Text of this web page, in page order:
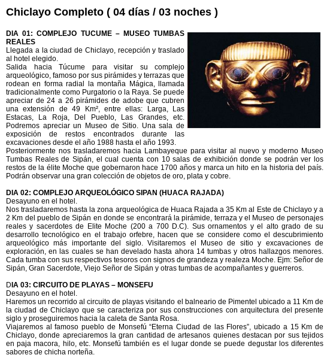
Chiclayo Completo ( 04 días / 03 noches )
DIA 01: COMPLEJO TUCUME – MUSEO TUMBAS
REALES
Llegada a la ciudad de Chiclayo, recepción y traslado
al hotel elegido.
Salida hacia Túcume para visitar su complejo
arqueológico, famoso por sus pirámides y terrazas que
rodean en forma radial la montaña Mágica, llamada
tradicionalmente como Purgatorio o la Raya. Se puede
apreciar de 24 a 26 pirámides de adobe que cubren
una extensión de 49 Km², entre ellas: Larga, Las
Estacas, La Roja, Del Pueblo, Las Grandes, etc.
Podremos apreciar un Museo de Sitio. Una sala de
exposición de restos encontrados durante las
excavaciones desde el año 1988 hasta el año 1993.
Posteriormente nos trasladaremos hacia Lambayeque para visitar al nuevo y moderno Museo
Tumbas Reales de Sipán, el cual cuenta con 10 salas de exhibición donde se podrán ver los
restos de la élite Moche que gobernaron hace 1700 años y marca un hito en la historia del país.
Podrán observar una gran colección de objetos de oro, plata y cobre.
DIA 02: COMPLEJO ARQUEOLÓGICO SIPAN (HUACA RAJADA)
Desayuno en el hotel.
Nos trasladaremos hasta la zona arqueológica de Huaca Rajada a 35 Km al Este de Chiclayo y a
2 Km del pueblo de Sipán en donde se encontrará la pirámide, terraza y el Museo de personajes
reales y sacerdotes de Elite Moche (200 a 700 D.C). Sus ornamentos y el alto grado de su
desarrollo tecnológico en el trabajo orfebre, hacen que se considere como el descubrimiento
arqueológico más importante del siglo. Visitaremos el Museo de sitio y excavaciones de
exploración, en las cuales se han develado hasta ahora 14 tumbas y otros hallazgos menores.
Cada tumba con sus respectivos tesoros con signos de grandeza y realeza Moche. Ejm: Señor de
Sipán, Gran Sacerdote, Viejo Señor de Sipán y otras tumbas de acompañantes y guerreros.
D IA 03: CIRCUITO DE PLAYAS – MONSEFU
Desayuno en el hotel.
Haremos un recorrido al circuito de playas visitando el balneario de Pimentel ubicado a 11 Km de
la ciudad de Chiclayo que se caracteriza por sus construcciones con arquitectura del presente
siglo y proseguiremos hacia la caleta de Santa Rosa.
Viajaremos al famoso pueblo de Monsefú “Eterna Ciudad de las Flores”, ubicado a 15 Km de
Chiclayo, donde apreciaremos la gran cantidad de artesanos quienes destacan por sus tejidos
en paja macora, hilo, etc. Monsefú también es el lugar donde se puede degustar los diferentes
sabores de chicha norteña.